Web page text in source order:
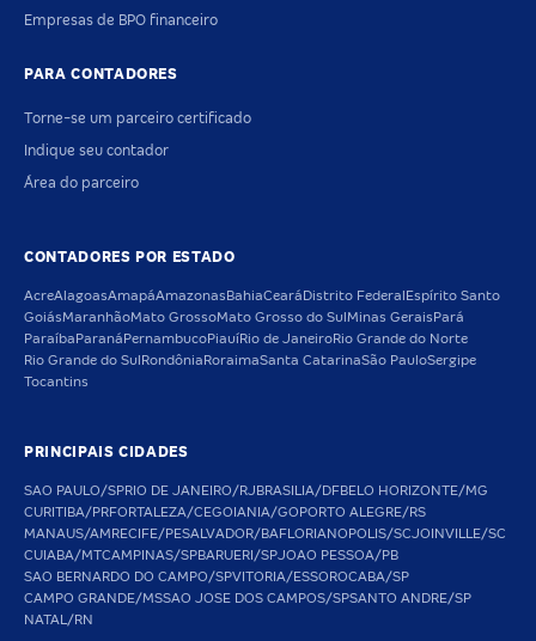
Empresas de BPO financeiro
PARA CONTADORES
Torne-se um parceiro certificado
Indique seu contador
Área do parceiro
CONTADORES POR ESTADO
AcreAlagoasAmapáAmazonas BahiaCeará Distrito Federal Espírito Santo
GoiásMaranhãoMato GrossoMato Grosso do Sul Minas Gerais Pará
Paraíba Paraná PernambucoPiauíRio de JaneiroRio Grande do Norte
Rio Grande do Sul Rondônia RoraimaSanta CatarinaSão PauloSergipe
Tocantins
PRINCIPAIS CIDADES
SAO PAULO/SPRIO DE JANEIRO/RJBRASILIA/DFBELO HORIZONTE/MG
CURITIBA/PRFORTALEZA/CEGOIANIA/GOPORTO ALEGRE/RS
MANAUS/AMRECIFE/PESALVADOR/BAFLORIANOPOLIS/SCJOINVILLE/SC
CUIABA/MTCAMPINAS/SPBARUERI/SPJOAO PESSOA/PB
SAO BERNARDO DO CAMPO/SPVITORIA/ESSOROCABA/SP
CAMPO GRANDE/MSSAO JOSE DOS CAMPOS/SPSANTO ANDRE/SP
NATAL/RN